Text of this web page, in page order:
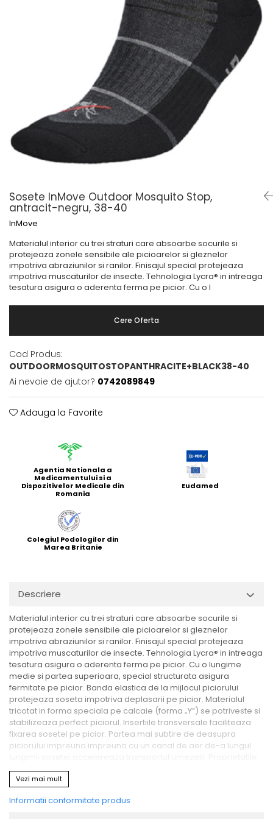
Șosete pentru picioare umflate
Sosete InMove Outdoor Mosquito Stop,
antracit-negru, 38-40
InMove
Materialul interior cu trei straturi care absoarbe socurile si
protejeaza zonele sensibile ale picioarelor si gleznelor
impotriva abraziunilor si ranilor. Finisajul special protejeaza
impotriva muscaturilor de insecte. Tehnologia Lycra® in intreaga
tesatura asigura o aderenta ferma pe picior. Cu o l
Cere Oferta
Cod Produs:
OUTDOORMOSQUITOSTOPANTHRACITE+BLACK38-40
Ai nevoie de ajutor? 0742089849
Adauga la Favorite
Agentia Nationala a
Medicamentului si a
Dispozitivelor Medicale din
Romania
Eudamed
Colegiul Podologilor din
Marea Britanie
Descriere
Materialul interior cu trei straturi care absoarbe socurile si
protejeaza zonele sensibile ale picioarelor si gleznelor
impotriva abraziunilor si ranilor. Finisajul special protejeaza
impotriva muscaturilor de insecte. Tehnologia Lycra® in intreaga
tesatura asigura o aderenta ferma pe picior. Cu o lungime
medie si partea superioara, special structurata asigura
fermitate pe picior. Banda elastica de la mijlocul piciorului
protejeaza soseta impotriva deplasarii pe picior. Materialul
tricotat in forma speciala pe calcaie (forma „Y”) se potriveste si
stabilizeaza perfect piciorul. Insertiile transversale faciliteaza
fixarea sosetei pe picior. Partea mai subtire de deasupra
piciorului impreuna impreuna cu un canal de aer de-a lungul
unice antibacteriene si antifungice ale acestor sosete previn
mirosul neplacut in timpul utilizarii si garanteaza o igiena
Proprietati speciale:
Vezi mai mult
Informatii conformitate produs